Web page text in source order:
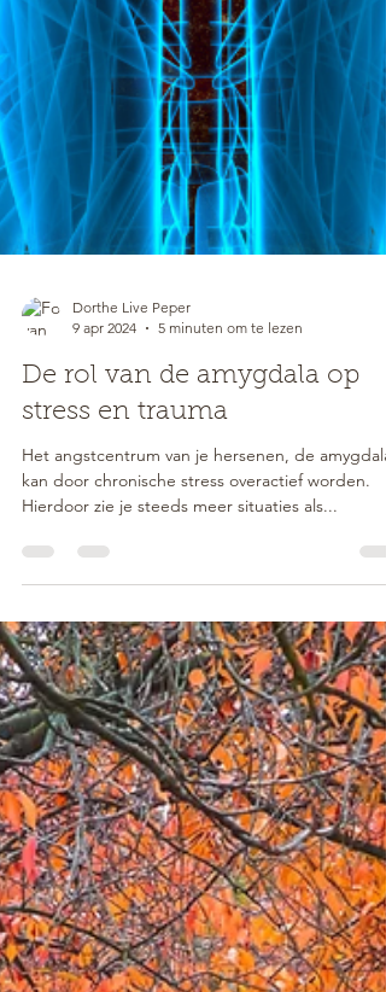
Dorthe Live Peper
9 apr 2024
5 minuten om te lezen
stress en trauma
Het angstcentrum van je hersenen, de amygdala,
Hierdoor zie je steeds meer situaties als...